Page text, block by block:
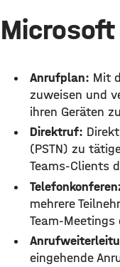
Microsoft
Anrufplan: Mit
zuweisen und
ihren Geräten
Direktruf:
(PSTN) zu
Teams-Clients
mehrere
Team-
eingehende